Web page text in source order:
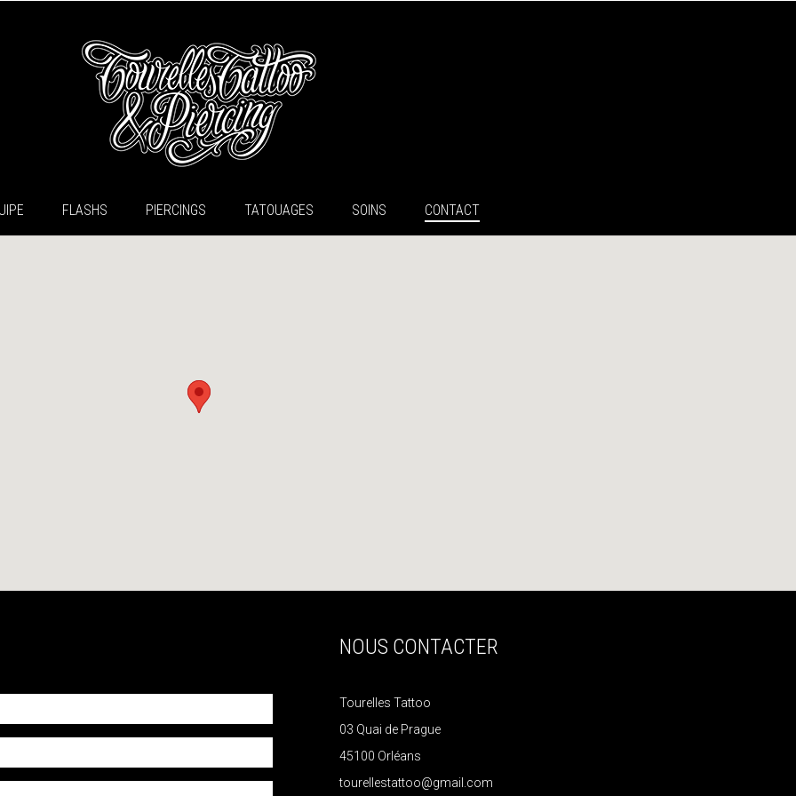
FLASHS PIERCINGS TATOUAGES SOINS CONTACT
NOUS CONTACTER
Tourelles Tattoo
03 Quai de Prague
45100 Orléans
tourellestattoo@gmail.com